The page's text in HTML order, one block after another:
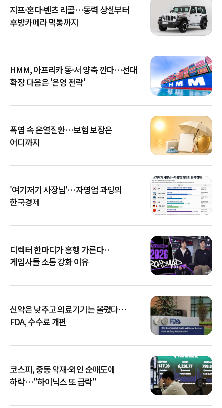
지프·혼다·벤츠 리콜…동력 상실부터
후방카메라 먹통까지
HMM, 아프리카 동·서 양축 깐다…선대
확장 다음은 '운영 전략'
폭염 속 온열질환…보험 보장은
어디까지
'여기저기 사장님'…자영업 과잉의
한국경제
디렉터 한마디가 흥행 가른다…
게임사들 소통 강화 이유
신약은 낮추고 의료기기는 올렸다…
FDA, 수수료 개편
코스피, 중동 악재·외인 순매도에
하락…"하이닉스 또 급락"